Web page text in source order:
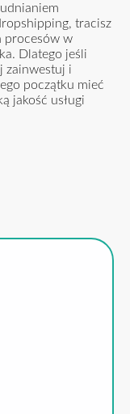
tracisz
procesów w
Dlatego jeśli
zainwestuj i
początku mieć
jakość usługi